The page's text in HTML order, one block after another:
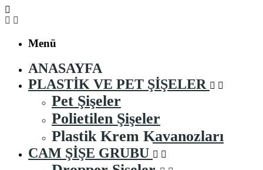
Menü
ANASAYFA
PLASTIK VE PET ŞIŞELER
Pet Şişeler
Polietilen Şişeler
Plastik Krem Kavanozları
CAM ŞIŞE GRUBU